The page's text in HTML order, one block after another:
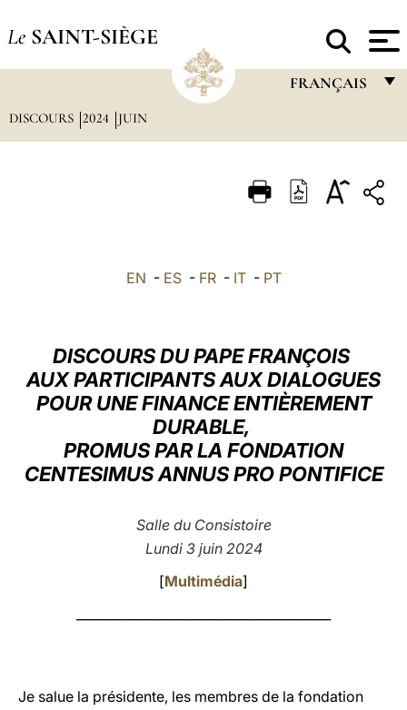
Le SAINT-SIÈGE
FRANÇAIS
ITALIANO
العربيّة
中文
DISCOURS 2024 JUIN
EN - ES- FR- IT- PT
DISCOURS DU PAPE FRANÇOIS
AUX PARTICIPANTS AUX DIALOGUES
POUR UNE FINANCE ENTIÈREMENT
DURABLE,
PROMUS PAR LA FONDATION
CENTESIMUS ANNUS PRO PONTIFICE
Salle du Consistoire
Lundi 3 juin 2024
[Multimédia]
Je salue la présidente, les membres de la fondation